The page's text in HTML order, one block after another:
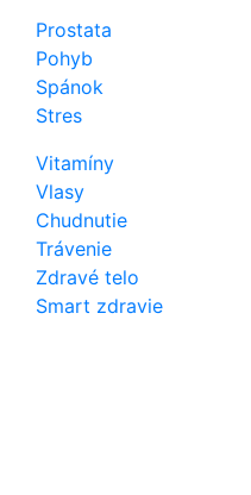
Prostata
Pohyb
Spánok
Stres
Vitamíny
Vlasy
Chudnutie
Trávenie
Zdravé telo
Smart zdravie